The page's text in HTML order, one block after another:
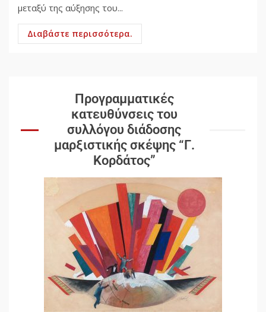
μεταξύ της αύξησης του...
Διαβάστε περισσότερα.
Προγραμματικές
κατευθύνσεις του
συλλόγου διάδοσης
μαρξιστικής σκέψης “Γ.
Κορδάτος”